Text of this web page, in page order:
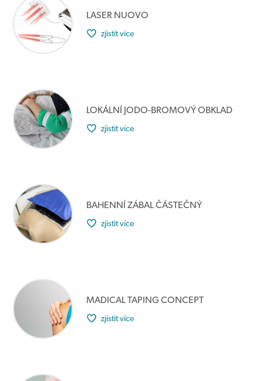
LASER NUOVO
zjistit více
LOKÁLNÍ JODO-BROMOVÝ OBKLAD
zjistit více
BAHENNÍ ZÁBAL ČÁSTEČNÝ
zjistit více
MADICAL TAPING CONCEPT
zjistit více